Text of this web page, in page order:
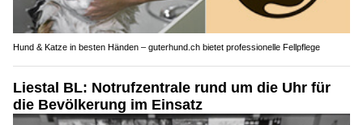
Hund & Katze in besten Händen – guterhund.ch bietet professionelle Fellpflege
Liestal BL: Notrufzentrale rund um die Uhr für
die Bevölkerung im Einsatz